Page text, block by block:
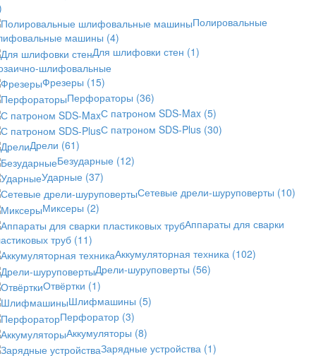
Полировальные
машины (4)
Для шлифовки стен (1)
шлифовальные
Фрезеры (15)
Перфораторы (36)
С патроном SDS-Max (5)
С патроном SDS-Plus (30)
Дрели (61)
Безударные (12)
Ударные (37)
Сетевые дрели-шуруповерты (10)
Миксеры (2)
Аппараты для сварки
труб (11)
Аккумуляторная техника (102)
Дрели-шуруповерты (56)
Отвёртки (1)
Шлифмашины (5)
Перфоратор (3)
Аккумуляторы (8)
Зарядные устройства (1)